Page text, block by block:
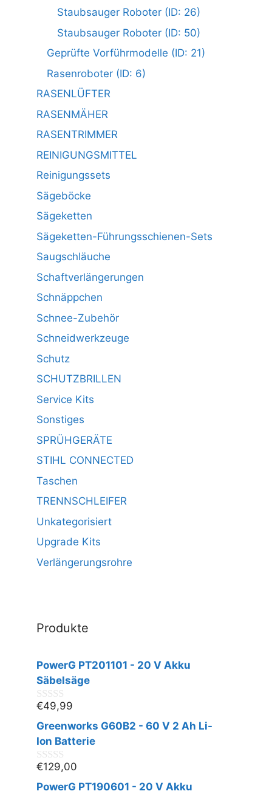
Staubsauger Roboter (ID: 26)
Staubsauger Roboter (ID: 50)
Geprüfte Vorführmodelle (ID: 21)
Rasenroboter (ID: 6)
RASENLÜFTER
RASENMÄHER
RASENTRIMMER
REINIGUNGSMITTEL
Reinigungssets
Sägeböcke
Sägeketten
Sägeketten-Führungsschienen-Sets
Saugschläuche
Schaftverlängerungen
Schnäppchen
Schnee-Zubehör
Schneidwerkzeuge
Schutz
SCHUTZBRILLEN
Service Kits
Sonstiges
SPRÜHGERÄTE
STIHL CONNECTED
Taschen
TRENNSCHLEIFER
Unkategorisiert
Upgrade Kits
Verlängerungsrohre
Produkte
PowerG PT201101 - 20 V Akku
Säbelsäge
0
v
o
n
€49,99
Greenworks G60B2 - 60 V 2 Ah Li-
Ion Batterie
0
v
o
€129,00
PowerG PT190601 - 20 V Akku